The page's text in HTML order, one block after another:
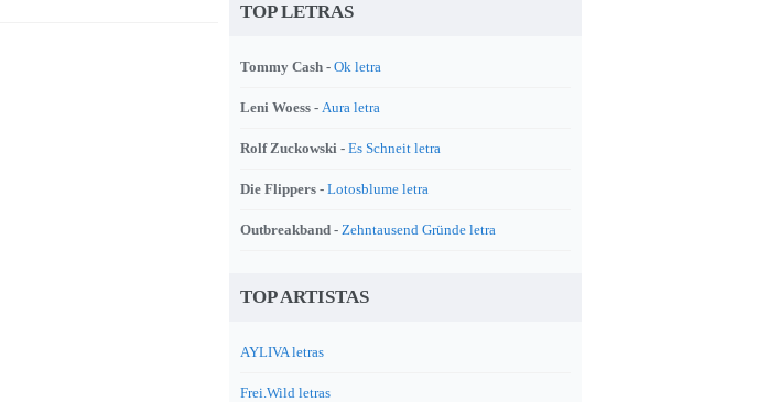
TOP LETRAS
Tommy Cash - Ok letra
Leni Woess - Aura letra
Rolf Zuckowski - Es Schneit letra
Die Flippers - Lotosblume letra
Outbreakband - Zehntausend Gründe letra
TOP ARTISTAS
AYLIVA letras
Frei.Wild letras